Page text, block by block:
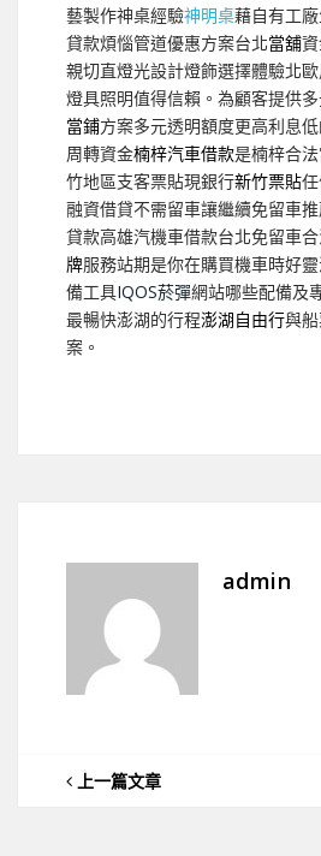
藝製作神桌經驗神明桌藉自有工
貸款煩惱管道優惠方案台北當舖
親切直燈光設計燈飾選擇體驗北
燈具照明值得信賴。為顧客提供
當鋪方案多元透明額度更高利息
周轉資金楠梓汽車借款是楠梓合
竹地區支客票貼現銀行新竹票貼
融資借貸不需留車讓繼續免留車
貸款高雄汽機車借款台北免留車
牌服務站期是你在購買機車時好
備工具IQOS菸彈網站哪些配備及
最暢快澎湖的行程澎湖自由行與
案。
admin
上一篇文章